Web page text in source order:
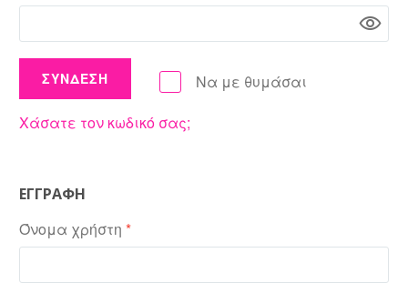
ΣΥΝΔΕΣΗ
Να με θυμάσαι
Χάσατε τον κωδικό σας;
ΕΓΓΡΑΦΗ
Όνομα χρήστη *Απαιτείται